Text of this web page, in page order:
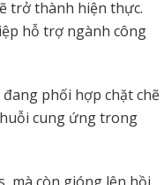
trở thành hiện thực.
hỗ trợ ngành công
phối hợp chặt chẽ
cung ứng trong